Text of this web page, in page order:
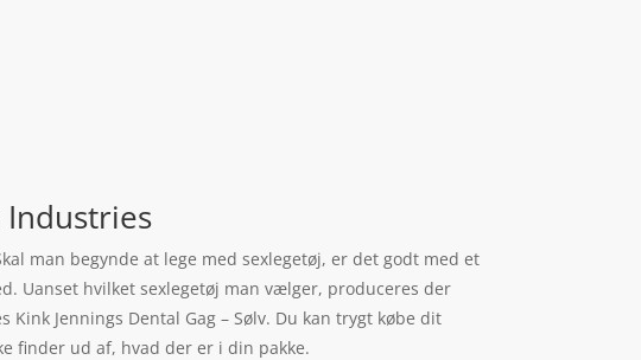
Industries
man begynde at lege med sexlegetøj, er det godt med et
Uanset hvilket sexlegetøj man vælger, produceres der
Jennings Dental Gag – Sølv. Du kan trygt købe dit
finder ud af, hvad der er i din pakke.